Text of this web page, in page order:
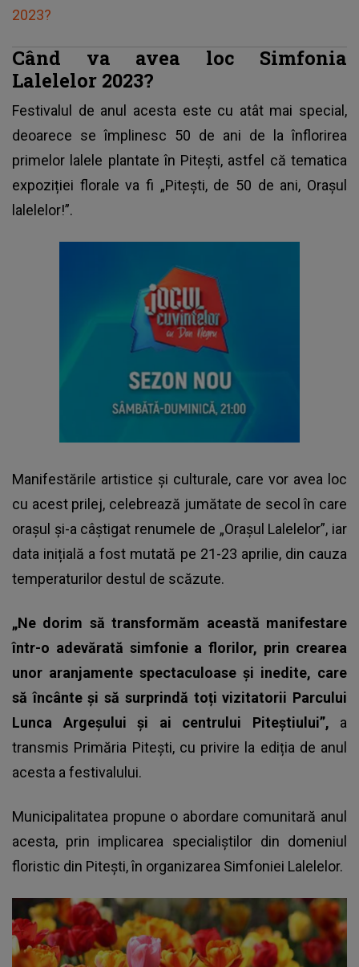
2023?
Când va avea loc Simfonia
Lalelelor 2023?
Festivalul de anul acesta este cu atât mai special,
deoarece se împlinesc 50 de ani de la înflorirea
primelor lalele plantate în Pitești, astfel că tematica
expoziției florale va fi „Pitești, de 50 de ani, Orașul
lalelelor!”.
Manifestările artistice și culturale, care vor avea loc
cu acest prilej, celebrează jumătate de secol în care
orașul și-a câștigat renumele de „Orașul Lalelelor”, iar
data inițială a fost mutată pe 21-23 aprilie, din cauza
temperaturilor destul de scăzute.
„Ne dorim să transformăm această manifestare
într-o adevărată simfonie a florilor, prin crearea
unor aranjamente spectaculoase și inedite, care
să încânte și să surprindă toți vizitatorii Parcului
Lunca Argeșului și ai centrului Piteștiului”, a
transmis Primăria Pitești, cu privire la ediția de anul
acesta a festivalului.
Municipalitatea propune o abordare comunitară anul
acesta, prin implicarea specialiștilor din domeniul
floristic din Pitești, în organizarea Simfoniei Lalelelor.